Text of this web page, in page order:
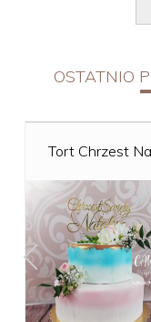
OSTATNIO
Tort Chrzest